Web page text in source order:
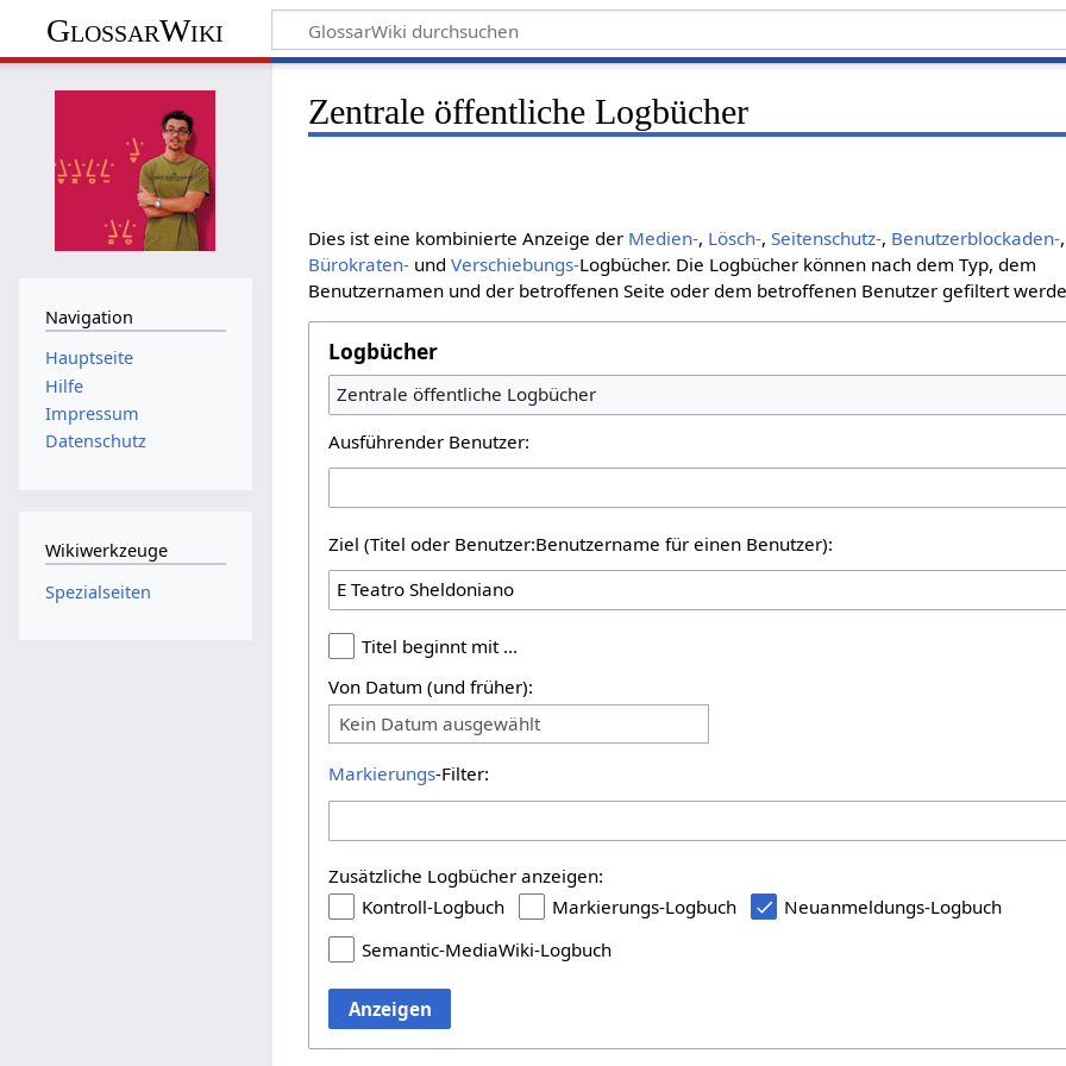
GlossarWiki
Zentrale öffentliche Logbücher
Dies ist eine kombinierte Anzeige der Medien-, Lösch-,Seitenschutz-, Benutzerblockaden-,
Bürokraten- undVerschiebungs-Logbücher. Die Logbücher können nach dem Typ, dem
Benutzernamen und der betroffenen Seite oder dem betroffenen Benutzer gefiltert
Logbücher
Zentrale öffentliche Logbücher
Ausführender Benutzer:
Ziel (Titel oder Benutzer:Benutzername für einen Benutzer):
Titel beginnt mit …
Von Datum (und früher):
Kein Datum ausgewählt
Markierungs-Filter:
Zusätzliche Logbücher anzeigen:
Kontroll-Logbuch
Markierungs-Logbuch
Neuanmeldungs-Logbuch
Semantic-MediaWiki-Logbuch
Anzeigen
Navigation
Hauptseite
Hilfe
Impressum
Datenschutz
Wikiwerkzeuge
Spezialseiten